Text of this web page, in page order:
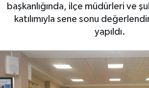
başkanlığında, ilçe müdürleri ve
katılımıyla sene sonu
yapıldı.